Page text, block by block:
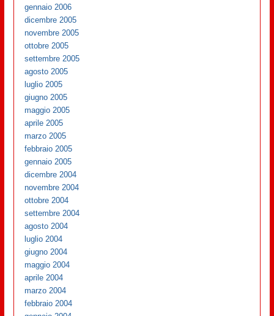
gennaio 2006
dicembre 2005
novembre 2005
ottobre 2005
settembre 2005
agosto 2005
luglio 2005
giugno 2005
maggio 2005
aprile 2005
marzo 2005
febbraio 2005
gennaio 2005
dicembre 2004
novembre 2004
ottobre 2004
settembre 2004
agosto 2004
luglio 2004
giugno 2004
maggio 2004
aprile 2004
marzo 2004
febbraio 2004